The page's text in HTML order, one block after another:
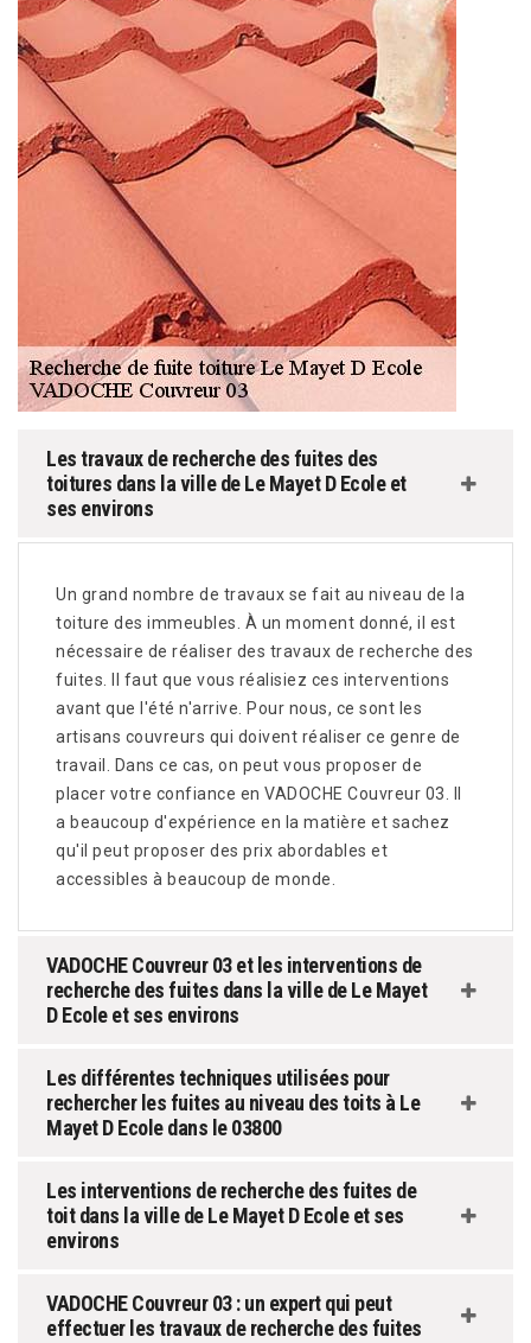
Les travaux de recherche des fuites des
toitures dans la ville de Le Mayet D Ecole et
ses environs
Un grand nombre de travaux se fait au niveau de la
toiture des immeubles. À un moment donné, il est
nécessaire de réaliser des travaux de recherche des
fuites. Il faut que vous réalisiez ces interventions
avant que l'été n'arrive. Pour nous, ce sont les
artisans couvreurs qui doivent réaliser ce genre de
travail. Dans ce cas, on peut vous proposer de
placer votre confiance en VADOCHE Couvreur 03. Il
a beaucoup d'expérience en la matière et sachez
qu'il peut proposer des prix abordables et
accessibles à beaucoup de monde.
VADOCHE Couvreur 03 et les interventions de
recherche des fuites dans la ville de Le Mayet
D Ecole et ses environs
Les différentes techniques utilisées pour
rechercher les fuites au niveau des toits à Le
Mayet D Ecole dans le 03800
Les interventions de recherche des fuites de
toit dans la ville de Le Mayet D Ecole et ses
environs
VADOCHE Couvreur 03 : un expert qui peut
effectuer les travaux de recherche des fuites